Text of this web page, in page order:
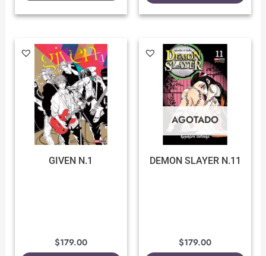
GIVEN N.1
$179.00
AGOTADO
DEMON SLAYER N.11
$179.00